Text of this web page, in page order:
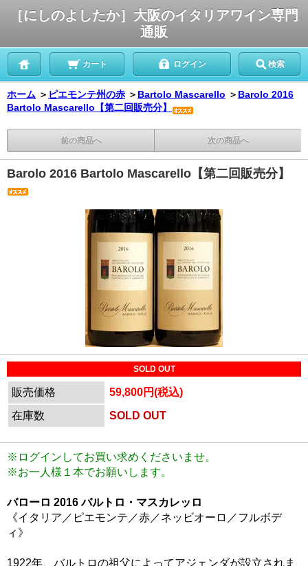
［にしのよしたか］大阪のイタリアワイン専門
通販
カート ログイン 検索
ホーム ＞ ピエモンテ州の赤 ＞ Bartolo Mascarello ＞ Barolo 2016
Bartolo Mascarello【第二回販売分】
前の商品へ 次の商品へ
Barolo 2016 Bartolo Mascarello【第二回販売分】
SOLD OUT
販売価格
59,800円(税込)
在庫数
SOLD OUT
※ログインしてお買い求めくださいませ。
※お一人様１本でお願いします。
バローロ 2016 バルトロ・マスカレッロ
《イタリア／ピエモンテ／赤／ネッビオーロ／フルボデ
ィ》
1922年、バルトロの祖父によってアジェンダが設立されま